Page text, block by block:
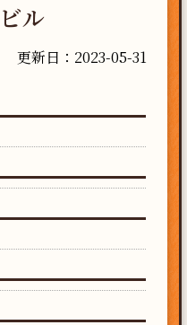
ル
更新日：2023-05-31